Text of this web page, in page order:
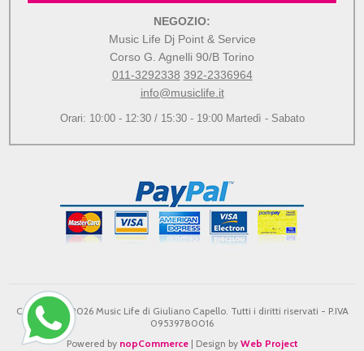
NEGOZIO:
Music Life Dj Point & Service
Corso G. Agnelli 90/B Torino
011-3292338 392-2336964
info@musiclife.it
Orari: 10:00 - 12:30 / 15:30 - 19:00 Martedì - Sabato
Copyright © 2026 Music Life di Giuliano Capello. Tutti i diritti riservati - P.IVA
09539780016
Powered by nopCommerce| Design by Web Project